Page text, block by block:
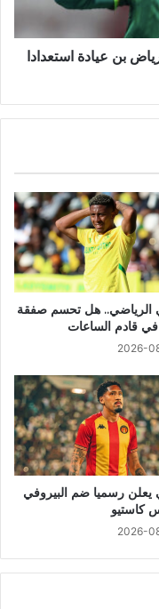
بن عيادة استعدادا
الرياضي.. هل تحسم صفقة
في قادم الساعات
2026-
يعلن رسميا ضم البيروفي
كاستيو
2026-